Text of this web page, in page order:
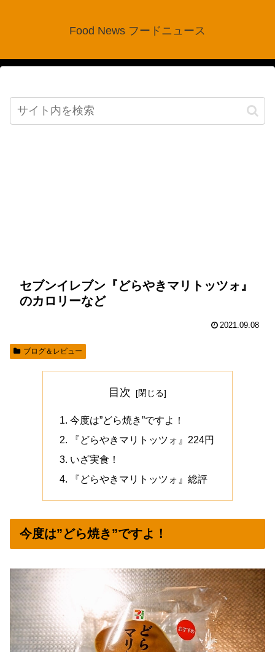
Food News フードニュース
セブンイレブン『どらやきマリトッツォ』
のカロリーなど
2021.09.08
ブログ＆レビュー
目次
今度は”どら焼き”ですよ！
『どらやきマリトッツォ』224円
いざ実食！
『どらやきマリトッツォ』総評
今度は”どら焼き”ですよ！